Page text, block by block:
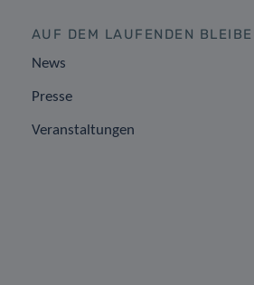
AUF DEM LAUFENDEN
News
Presse
Veranstaltungen